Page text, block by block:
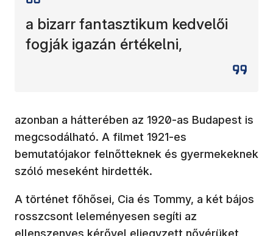
a bizarr fantasztikum kedvelői
fogják igazán értékelni,
azonban a hátterében az 1920-as Budapest is
megcsodálható. A filmet 1921-es
bemutatójakor felnőtteknek és gyermekeknek
szóló meseként hirdették.
A történet főhősei, Cia és Tommy, a két bájos
rosszcsont leleményesen segíti az
ellenszenves kérővel eljegyzett nővérüket,